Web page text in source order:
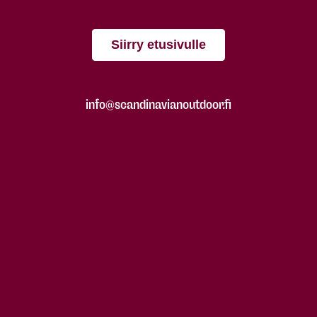
Siirry etusivulle
info@scandinavianoutdoor.fi